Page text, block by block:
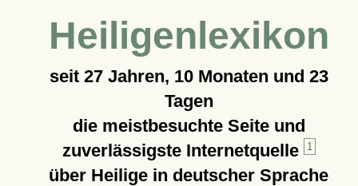
Heiligenlexikon
seit 27 Jahren, 10 Monaten und 23
Tagen
die meistbesuchte Seite und
zuverlässigste Internetquelle
1
über Heilige in deutscher Sprache